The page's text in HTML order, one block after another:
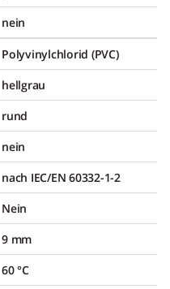
nein
Polyvinylchlorid (PVC)
hellgrau
rund
nein
nach IEC/EN 60332-1-2
Nein
9 mm
60 °C